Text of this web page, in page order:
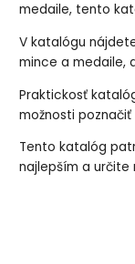
medaile, tento
V katalógu
mince a medaile,
Praktickosť
možnosti
Tento katalóg
najlepším a určite